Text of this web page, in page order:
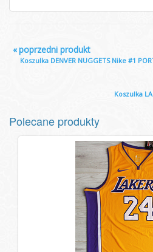
«poprzedni produkt
Koszulka DENVER NUGGETS Nike #1
Koszulka
Polecane produkty